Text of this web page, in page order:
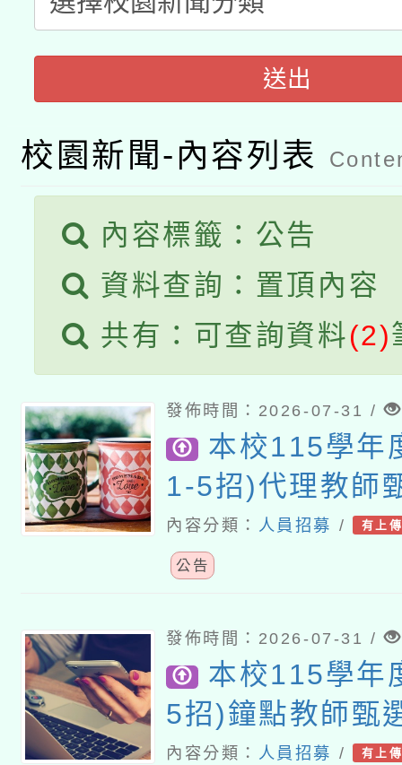
心」，鼓勵退休同仁踴
招甄選結果公告(無人
適應運動共學行動站研
本館辦理115年度閱讀
科技賦能─人工智慧
礎課程
A3數位素養講師名單
「數位內容與教學軟體
pilot」
有關大陸委員會函釋公
薪期間赴陸應申請許可
送出
校園新聞-內容列表
內容標籤：公告
資料查詢：置頂內容
共有：可查詢資料(2)
發佈時間：2026-07-31 /
本校115學年
1-5招)代理教師
內容分類： 人員招募 / 有上
公告
發佈時間：2026-07-31 /
本校115學年
5招)鐘點教師甄
內容分類： 人員招募 / 有上